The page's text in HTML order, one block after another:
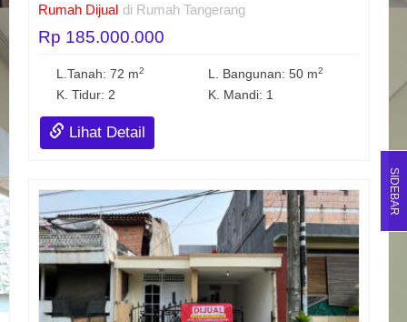
Rumah Dijual di Rumah Tangerang
Rp 185.000.000
L.Tanah: 72 m2 L. Bangunan: 50 m2
K. Tidur: 2 K. Mandi: 1
Lihat Detail
SIDEBAR